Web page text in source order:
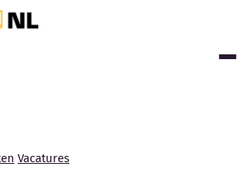
Vacatures